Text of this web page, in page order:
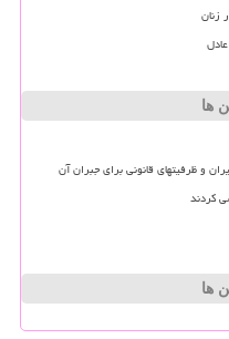
زنان
ها
و ظرفیتهای قانونی برای جبران آن
ها